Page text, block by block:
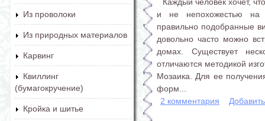
Из проволоки
Из природных материалов
Карвинг
Квиллинг
(бумагокручение)
Кройка и шитье
и не непохожестью на
правильно подобранные
довольно часто можно
домах. Существует
отличаются методикой
Мозаика. Для ее
форм...
2 комментария